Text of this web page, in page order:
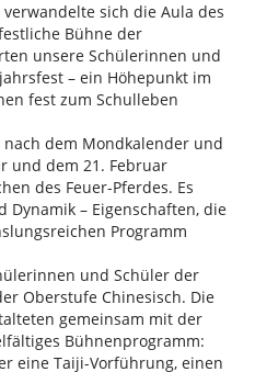
verwandelte sich die Aula des
Bühne der
unsere Schülerinnen und
– ein Höhepunkt im
fest zum Schulleben
dem Mondkalender und
und dem 21. Februar
des Feuer-Pferdes. Es
– Eigenschaften, die
Programm
und Schüler der
Oberstufe Chinesisch. Die
gemeinsam mit der
Bühnenprogramm:
eine Taiji-Vorführung, einen